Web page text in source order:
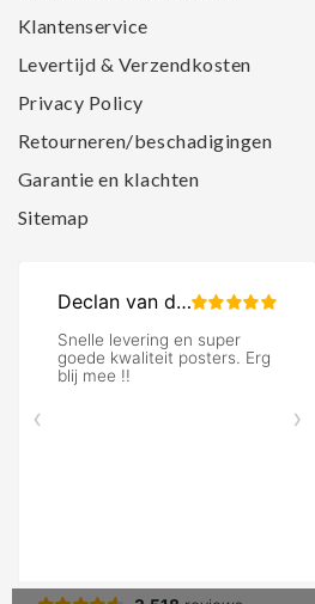
Klantenservice
Levertijd & Verzendkosten
Privacy Policy
Retourneren/beschadigingen
Garantie en klachten
Sitemap